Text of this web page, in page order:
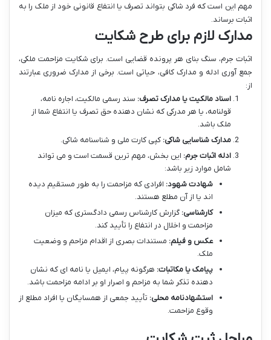
مهم این است که فرد شاکی بتواند تصرف یا انتفاع قانونی خود از ملک را به
اثبات برساند.
مدارک لازم برای طرح شکایت
اثبات جرم، سنگ بنای هر پرونده قضایی است. برای شکایت مزاحمت ملکی،
جمع آوری ادله و مدارک کافی، حیاتی است. برخی از مدارک ضروری عبارتند
از:
اسناد مالکیت یا مدارک تصرف: سند رسمی مالکیت، اجاره نامه،
قولنامه، یا هر مدرکی که نشان دهنده حق تصرف یا انتفاع شما از
ملک باشد.
مدارک شناسایی شاکی: کپی کارت ملی و شناسنامه شاکی.
ادله اثبات جرم: این بخش، مهم ترین قسمت است و می تواند
شامل موارد زیر باشد:
شهادت شهود: افرادی که مزاحمت را به طور مستقیم دیده
اند یا از آن مطلع هستند.
کارشناسی: گزارش کارشناس رسمی دادگستری که میزان
مزاحمت و اخلال در انتفاع را تأیید کند.
عکس و فیلم: مستندات بصری از اقدام مزاحم و وضعیت
ملک.
پیامک یا مکاتبات: هرگونه پیام، ایمیل یا نامه ای که نشان
دهنده تذکر شما به مزاحم و اصرار او بر ادامه مزاحمت باشد.
استشهادنامه محلی: تأیید جمعی از همسایگان یا افراد مطلع از
وقوع مزاحمت.